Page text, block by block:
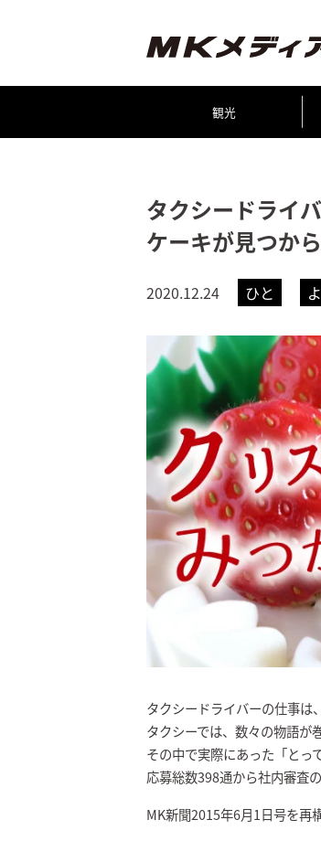
観光
タクシードライ
ケーキが見つから
2020.12.24 ひと
タクシードライバーの仕事は
タクシーでは、数々の物語が
その中で実際にあった「とっ
応募総数398通から社内審査
MK新聞2015年6月1日号を再